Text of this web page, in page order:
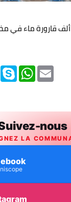
عاجل : حجز أكثر من 73 ألف
LinkedInSkype WhatsApp